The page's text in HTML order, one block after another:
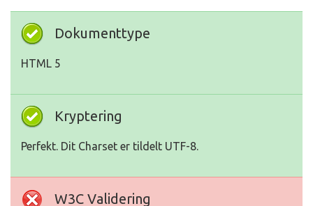
Dokumenttype
HTML 5
Kryptering
Perfekt. Dit Charset er tildelt UTF-8.
W3C Validering